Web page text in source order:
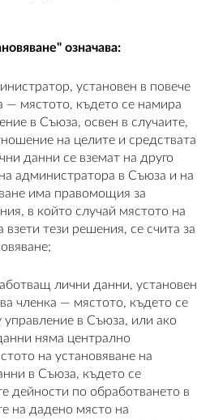
означава:
установен в повече
— мястото, където се намира
в Съюза, освен в случаите,
на целите и средствата
данни се вземат на друго
администратора в Съюза и на
има правомощия за
в който случай мястото на
взети тези решения, се счита за
лични данни, установен
членка — мястото, където се
в Съюза, или ако
няма централно
на установяване на
в Съюза, където се
дейности по обработването в
на дадено място на